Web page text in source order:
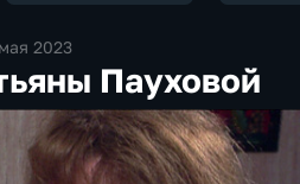
2023
Пауховой